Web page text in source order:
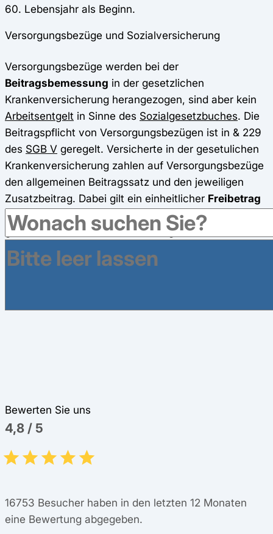
60. Lebensjahr als Beginn.
Versorgungsbezüge und Sozialversicherung
Versorgungsbezüge werden bei der
Beitragsbemessung in der gesetzlichen
Krankenversicherung herangezogen, sind aber kein
Arbeitsentgelt in Sinne des Sozialgesetzbuches. Die
Beitragspflicht von Versorgungsbezügen ist in & 229
des SGB V geregelt. Versicherte in der gesetulichen
Krankenversicherung zahlen auf Versorgungsbezüge
den allgemeinen Beitragssatz und den jeweiligen
Zusatzbeitrag. Dabei gilt ein einheitlicher Freibetrag
von169,75 Euro
. Das bedeutet: Beiträge zur
gesetzlichen Krankenversicherung und
Pflegeversicherung werden erst ab dieser Höhe fällig
Bewerten Sie uns
4,8 / 5
16753 Besucher haben in den letzten 12 Monaten
eine Bewertung abgegeben.